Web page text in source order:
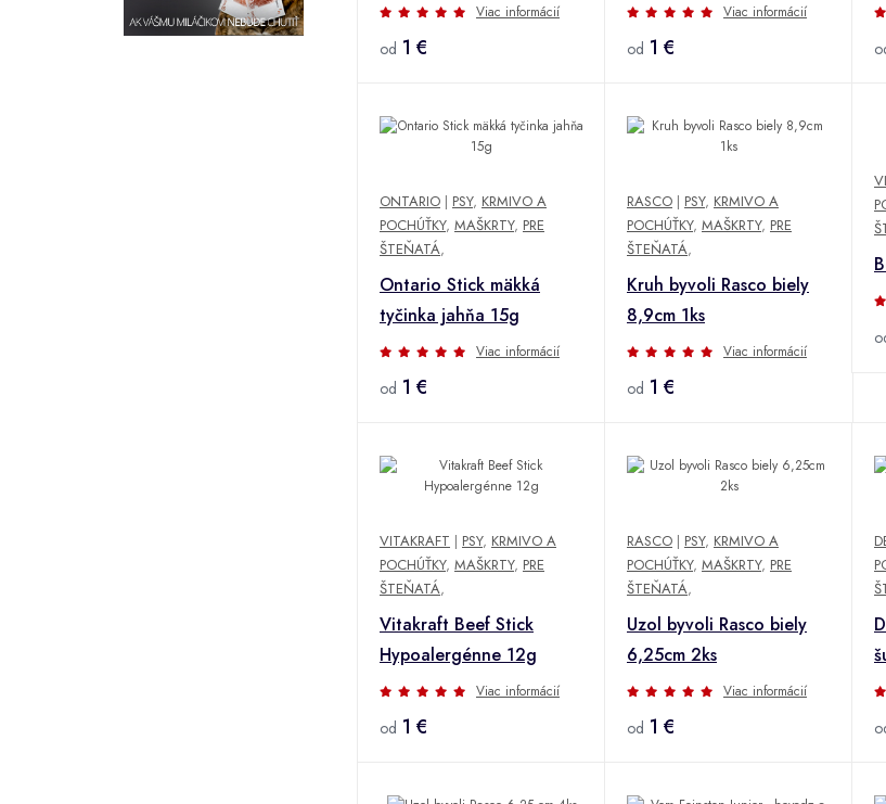
ryža 0,1 kg Viac informácií
od 1 €
zemiaky 0,1 kgViac informácií
od 1 €
ONTARIO | PSY, KRMIVO A
POCHÚŤKY, MAŠKRTY, PRE
ŠTEŇATÁ,
Ontario Stick mäkká
tyčinka jahňa 15g
Viac informácií
od 1 €
RASCO | PSY, KRMIVO A
POCHÚŤKY, MAŠKRTY, PRE
ŠTEŇATÁ,
Kruh byvoli Rasco biely
8,9cm 1ks
Viac informácií
od 1 €
VITAKRAFT | PSY, KRMIVO A
POCHÚŤKY, MAŠKRTY, PRE
ŠTEŇATÁ,
Vitakraft Beef Stick
Hypoalergénne 12g
Viac informácií
od 1 €
RASCO | PSY, KRMIVO A
POCHÚŤKY, MAŠKRTY, PRE
ŠTEŇATÁ,
Uzol byvoli Rasco biely
6,25cm 2ks
Viac informácií
od 1 €
ks